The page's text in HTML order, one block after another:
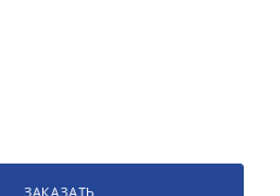
ЗАКАЗАТЬ